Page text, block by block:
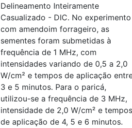
Delineamento Inteiramente
Casualizado - DIC. No experimento
com amendoim forrageiro, as
sementes foram submetidas à
frequência de 1 MHz, com
intensidades variando de 0,5 a 2,0
W/cm² e tempos de aplicação
3 e 5 minutos. Para o paricá,
utilizou-se a frequência de 3 MHz,
intensidade de 2,0 W/cm² e tempos
de aplicação de 4, 5 e 6 minutos.